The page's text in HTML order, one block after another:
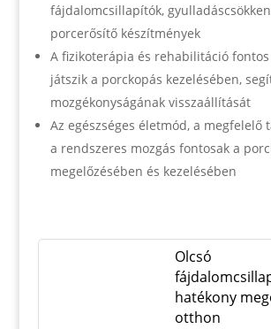
fájdalomcsillapítók,
porcerősítő készítmények
A fizikoterápia és rehabilitáció
játszik a porckopás kezelésében,
mozgékonyságának visszaállítását
Az egészséges életmód, a megfelelő
a rendszeres mozgás fontosak a
megelőzésében és kezelésében
Olcsó
hatékony
otthon